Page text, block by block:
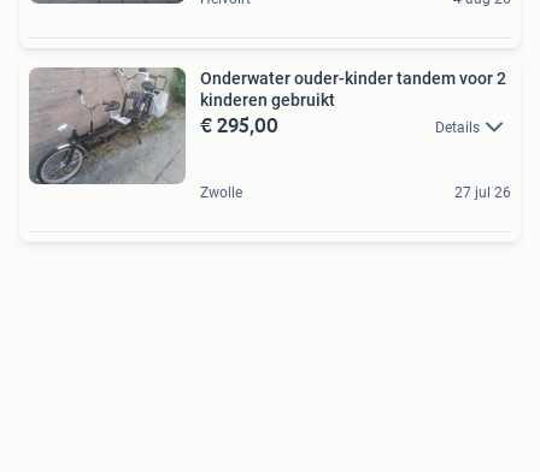
Onderwater ouder-kinder tandem voor 2
kinderen gebruikt
€ 295,00 Details
Zwolle 27 jul 26